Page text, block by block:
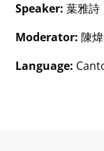
Speaker: 葉雅詩
Moderator: 陳
Language: